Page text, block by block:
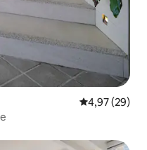
4,97 de uma
4,97 (29)